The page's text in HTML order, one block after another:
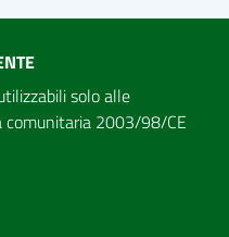
solo alle
comunitaria 2003/98/CE